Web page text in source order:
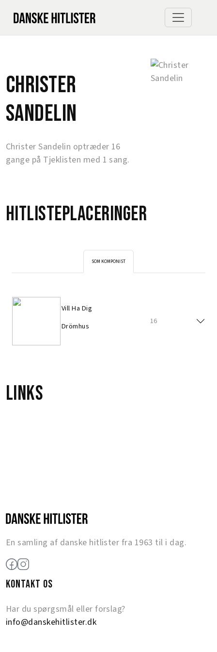
Christer
Sandelin
Christer Sandelin optræder 16
gange på Tjeklisten med 1 sang.
Hitlisteplaceringer
SOM KOMPONIST
Vill Ha Dig
Drömhus
16
Links
En samling af danske hitlister fra 1963 til i dag.
KONTAKT OS
Har du spørgsmål eller forslag?
info@danskehitlister.dk